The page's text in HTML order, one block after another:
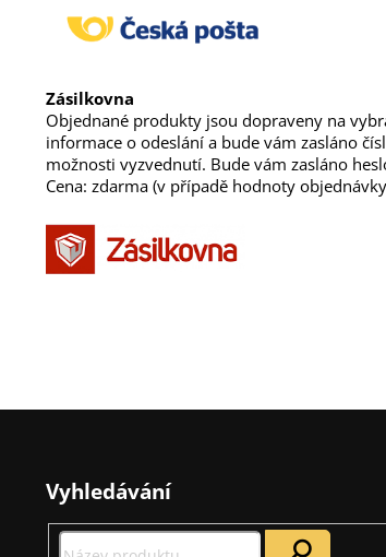
Zásilkovna
Objednané produkty jsou dopraveny na
informace o odeslání a bude vám zasláno
možnosti vyzvednutí. Bude vám zasláno
Cena: zdarma (v případě hodnoty
Vyhledávání